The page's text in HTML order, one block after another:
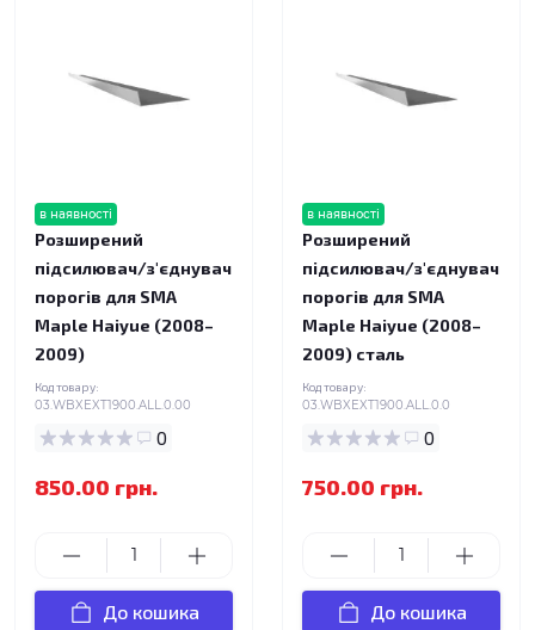
в наявності
Розширений
підсилювач/з'єднувач
порогів для SMA
Maple Haiyue (2008–
2009)
Код товару:
03.WBXEXT1900.ALL.0.00
0
850.00 грн.
До кошика
в наявності
Розширений
підсилювач/з'єднувач
порогів для SMA
Maple Haiyue (2008–
2009) сталь
Код товару:
03.WBXEXT1900.ALL.0.0
0
750.00 грн.
До кошика